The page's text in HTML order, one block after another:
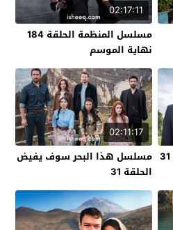
02:17:11
مسلسل المنظمة الحلقة 184
نهاية الموسم
02:11:17
مسلسل هذا البحر سوف يفيض
الحلقة 31